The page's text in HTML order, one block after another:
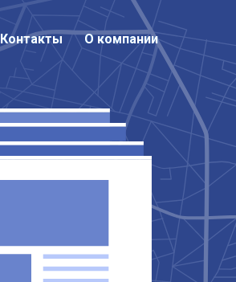
Контакты
Контакты О компании
О компании